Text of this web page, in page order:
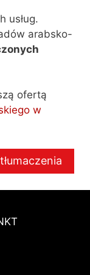
usług.
arabsko-
ofertą
w